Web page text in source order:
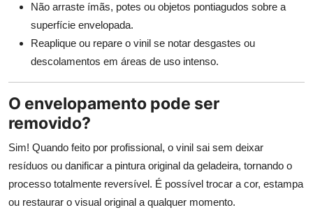
Não arraste ímãs, potes ou objetos pontiagudos sobre a
superfície envelopada.
Reaplique ou repare o vinil se notar desgastes ou
descolamentos em áreas de uso intenso.
O envelopamento pode ser
removido?
Sim! Quando feito por profissional, o vinil sai sem deixar
resíduos ou danificar a pintura original da geladeira, tornando o
processo totalmente reversível. É possível trocar a cor, estampa
ou restaurar o visual original a qualquer momento.